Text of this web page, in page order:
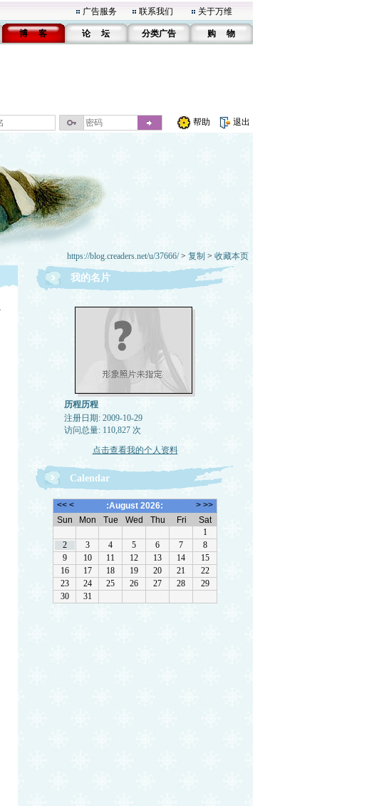
广告服务 联系我们 关于万维
博 客 论 坛 分类广告 购 物
帮助 退出
https://blog.creaders.net/u/37666/> 复制 > 收藏本页
我的名片
历程历程
注册日期: 2009-10-29
访问总量: 110,827 次
点击查看我的个人资料
Calendar